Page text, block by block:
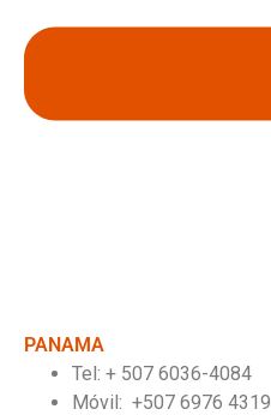
PANAMA
Tel: + 507 6036-4084
Móvil: +507 6976 4319